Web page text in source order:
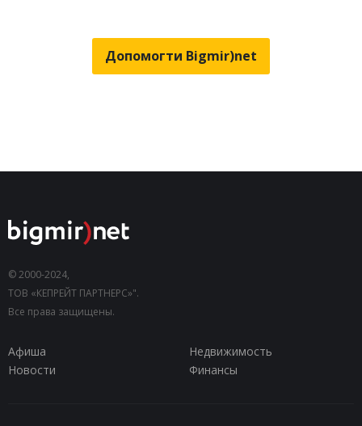
Допомогти Bigmir)net
© 2000-2024,
ТОВ «КЕПРЕЙТ ПАРТНЕРС»".
Все права защищены.
Афиша
Недвижимость
Новости
Финансы